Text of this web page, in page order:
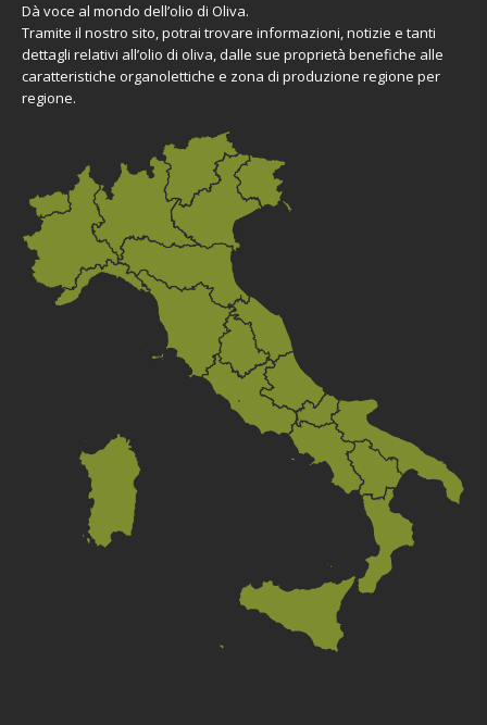
Dà voce al mondo dell’olio di Oliva.
Tramite il nostro sito, potrai trovare informazioni, notizie e tanti
dettagli relativi all’olio di oliva, dalle sue proprietà benefiche alle
caratteristiche organolettiche e zona di produzione regione per
regione.